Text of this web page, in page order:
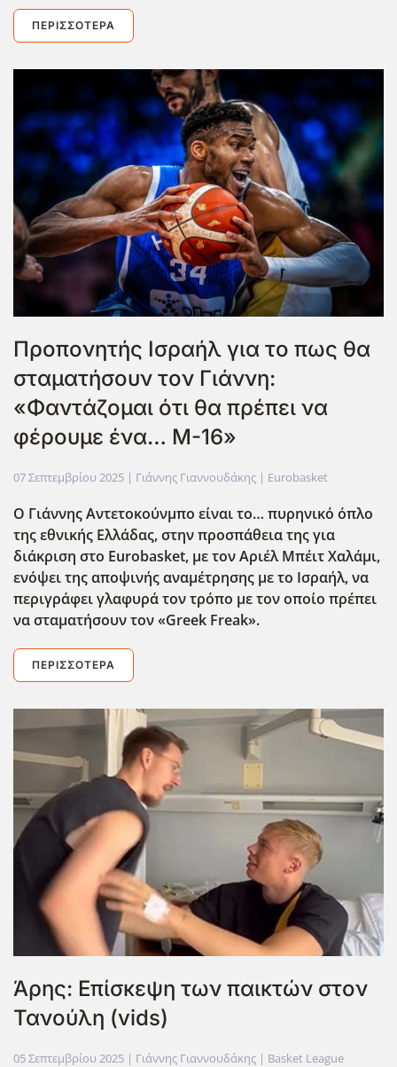
ΠΕΡΙΣΣΌΤΕΡΑ
Προπονητής Ισραήλ για το πως θα
σταματήσουν τον Γιάννη:
«Φαντάζομαι ότι θα πρέπει να
φέρουμε ένα… M-16»
07 Σεπτεμβρίου 2025 | Γιάννης Γιαννουδάκης | Eurobasket
Ο Γιάννης Αντετοκούνμπο είναι το… πυρηνικό όπλο
της εθνικής Ελλάδας, στην προσπάθεια της για
διάκριση στο Eurobasket, με τον Αριέλ Μπέιτ Χαλάμι,
ενόψει της αποψινής αναμέτρησης με το Ισραήλ, να
περιγράφει γλαφυρά τον τρόπο με τον οποίο πρέπει
να σταματήσουν τον «Greek Freak».
ΠΕΡΙΣΣΌΤΕΡΑ
Άρης: Επίσκεψη των παικτών στον
Τανούλη (vids)
05 Σεπτεμβρίου 2025 | Γιάννης Γιαννουδάκης | Basket League